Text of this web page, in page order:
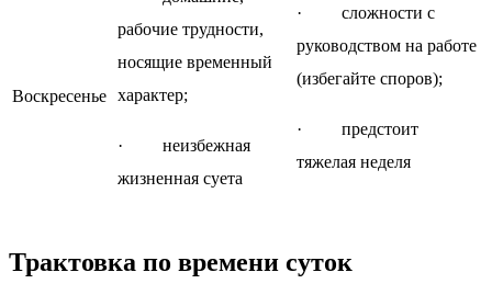
Воскресенье
рабочие трудности,
носящие временный
характер;
· неизбежная
жизненная суета
· сложности с
руководством на работе
(избегайте споров);
· предстоит
тяжелая неделя
Трактовка по времени суток